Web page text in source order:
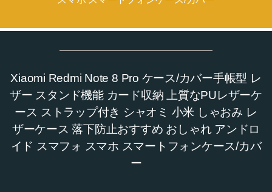
Xiaomi Redmi Note 8 Pro ケース/カバー手帳型 レ
ザー スタンド機能 カード収納 上質なPUレザーケ
ース ストラップ付き シャオミ 小米 しゃおみ レ
ザーケース 落下防止おすすめ おしゃれ アンドロ
イド スマフォ スマホ スマートフォンケース/カバ
ー